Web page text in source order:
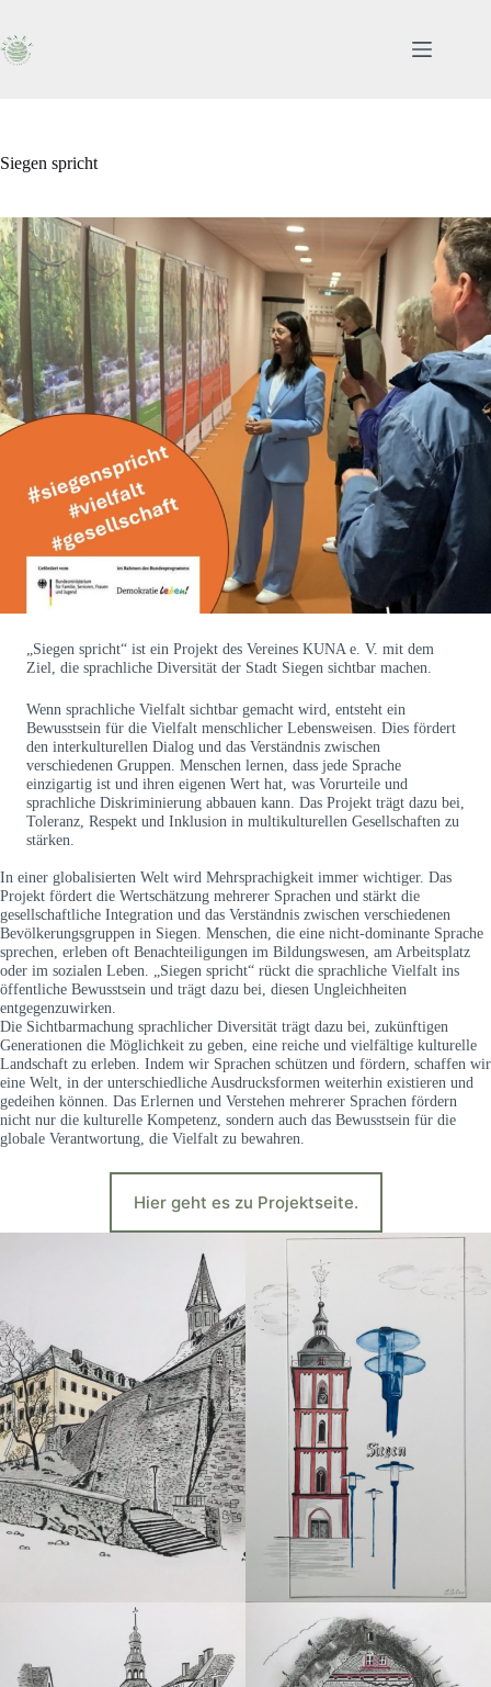
springen
Siegen spricht
„Siegen spricht“ ist ein Projekt des Vereines KUNA e. V. mit dem
Ziel, die sprachliche Diversität der Stadt Siegen sichtbar machen.
Wenn sprachliche Vielfalt sichtbar gemacht wird, entsteht ein
Bewusstsein für die Vielfalt menschlicher Lebensweisen. Dies fördert
den interkulturellen Dialog und das Verständnis zwischen
verschiedenen Gruppen. Menschen lernen, dass jede Sprache
einzigartig ist und ihren eigenen Wert hat, was Vorurteile und
sprachliche Diskriminierung abbauen kann. Das Projekt trägt dazu bei,
Toleranz, Respekt und Inklusion in multikulturellen Gesellschaften zu
stärken.
In einer globalisierten Welt wird Mehrsprachigkeit immer wichtiger. Das
Projekt fördert die Wertschätzung mehrerer Sprachen und stärkt die
gesellschaftliche Integration und das Verständnis zwischen verschiedenen
Bevölkerungsgruppen in Siegen. Menschen, die eine nicht-dominante Sprache
sprechen, erleben oft Benachteiligungen im Bildungswesen, am Arbeitsplatz
oder im sozialen Leben. „Siegen spricht“ rückt die sprachliche Vielfalt ins
öffentliche Bewusstsein und trägt dazu bei, diesen Ungleichheiten
entgegenzuwirken.
Die Sichtbarmachung sprachlicher Diversität trägt dazu bei, zukünftigen
Generationen die Möglichkeit zu geben, eine reiche und vielfältige kulturelle
Landschaft zu erleben. Indem wir Sprachen schützen und fördern, schaffen wir
eine Welt, in der unterschiedliche Ausdrucksformen weiterhin existieren und
gedeihen können. Das Erlernen und Verstehen mehrerer Sprachen fördern
nicht nur die kulturelle Kompetenz, sondern auch das Bewusstsein für die
globale Verantwortung, die Vielfalt zu bewahren.
Hier geht es zu Projektseite.